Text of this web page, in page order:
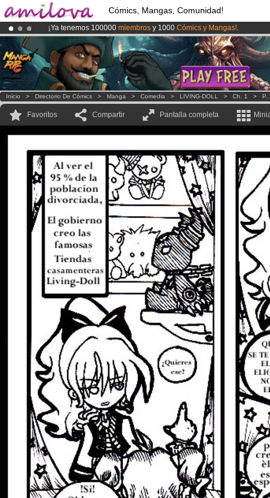
Cómics, Mangas, Comunidad!
¡Ya tenemos 100000 miembros y 1000 Cómics y Mangas!.
¡El Kickstarter Amilova está desormado lanzado!.
¡Conviertete en Premium por3.95 euros al mes!Hazte Premium ya
Inicio > Directorio De Cómics > Manga > Comedia > LIVING-DOLL > Ch. 1 > P.
Favoritos Compartir Pantalla completa